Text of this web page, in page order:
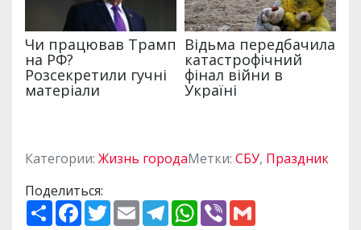
Категории: Жизнь городаМетки: СБУ, Праздник
Поделиться:
П
о
F
a
T
w
E
m
T
e
W
h
V